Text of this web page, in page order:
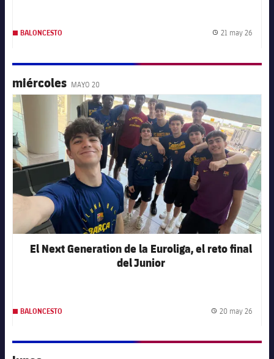
BALONCESTO Fecha
21 may 26
miércoles MAYO 20
FC Barcelona club badge
El Next Generation de la Euroliga, el reto final
del Junior
BALONCESTO Fecha
20 may 26